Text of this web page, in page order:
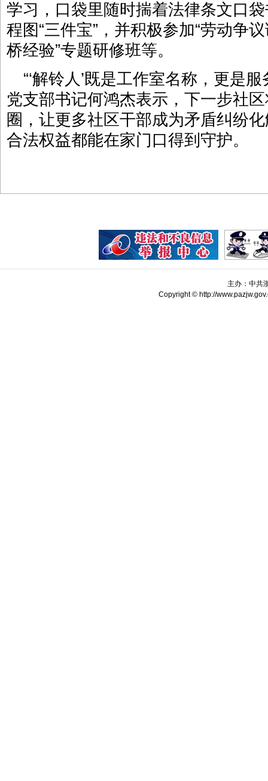
学习，口袋里随时揣着法律条文口
程图“三件宝”，并积极参加“劳动争
桥经验”专题研修班等。
“‘解铃人’既是工作室名称，更是
党支部书记何鸿杰表示，下一步社
圈，让更多社区干部成为矛盾纠纷
合法权益都能在家门口得到守护。
主办：中共
Copyright © http://